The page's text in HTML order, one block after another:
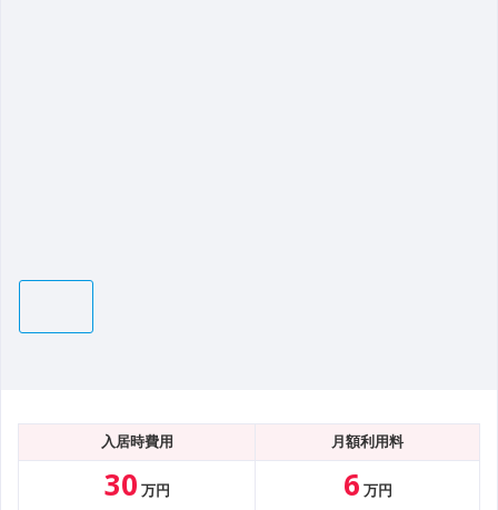
入居時費用 月額利用料
30 万円 6 万円